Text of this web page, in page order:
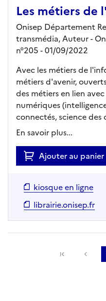
Les métiers
Onisep Département
transmédia, Auteur -
n°205 - 01/09/2022
Avec les métiers de
métiers d'avenir,
des métiers en lien
numériques
connectés, science des
En savoir plus...
Ajouter au panier
kiosque en ligne
librairie.onisep.fr